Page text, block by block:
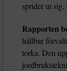
sprider ut
Rapporten
hållbar
torka. Den